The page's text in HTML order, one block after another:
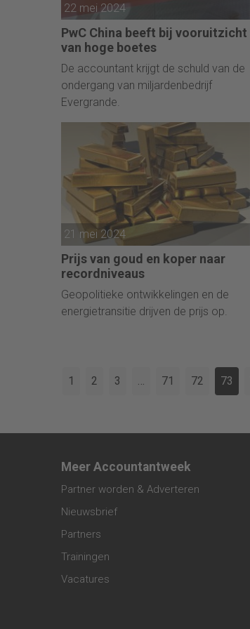
22 mei 2024
PwC China beeft bij vooruitzicht
van hoge boetes
De accountant krijgt de schuld van de
ondergang van miljardenbedrijf
Evergrande.
21 mei 2024
Prijs van goud en koper naar
recordniveaus
Geopolitieke ontwikkelingen en de
energietransitie drijven de prijs op.
1 2 3 … 71 72 73
Meer Accountantweek
Partner worden & Adverteren
Nieuwsbrief
Partners
Trainingen
Vacatures